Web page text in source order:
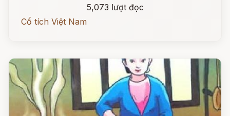
5,073 lượt đọc
Cổ tích Việt Nam